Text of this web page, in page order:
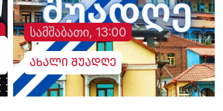
სამშაბათი, 13:00
ახალი შუადღე